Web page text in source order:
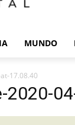
MUNDO
17.08.40
2020-